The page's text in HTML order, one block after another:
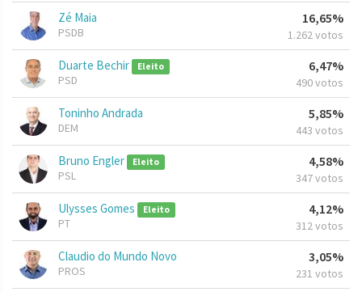
Zé Maia
PSDB
16,65%
1.262 votos
Duarte Bechir Eleito
PSD
6,47%
490 votos
Toninho Andrada
DEM
5,85%
443 votos
Bruno Engler Eleito
PSL
4,58%
347 votos
Ulysses Gomes Eleito
PT
4,12%
312 votos
Claudio do Mundo Novo
PROS
3,05%
231 votos